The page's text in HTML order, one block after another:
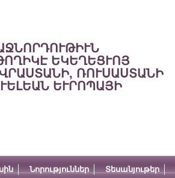
ԵԿԵՂԵՑՒՈՅ
ՌՈՒՍԱՍՏԱՆԻ
ԵՒՐՈՊԱՅԻ
Նորություններ Տեսանյութեր